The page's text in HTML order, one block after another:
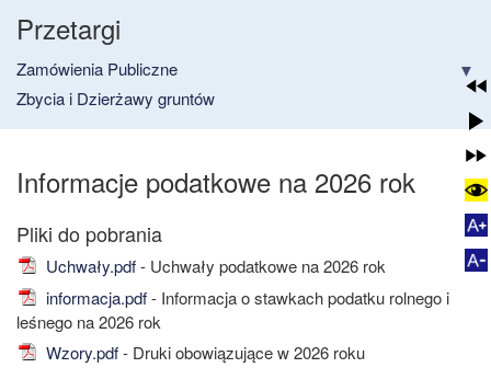
Przetargi
Zamówienia Publiczne
Zbycia i Dzierżawy gruntów
Informacje podatkowe na 2026 rok
Uchwały.pdf- Uchwały podatkowe na 2026 rok
informacja.pdf- Informacja o stawkach podatku rolnego i
leśnego na 2026 rok
Wzory.pdf- Druki obowiązujące w 2026 roku